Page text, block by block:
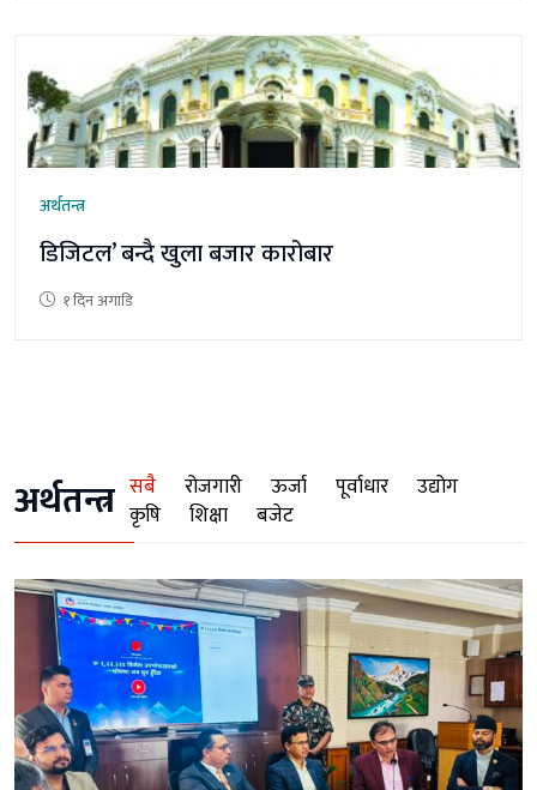
अर्थतन्त्र
डिजिटल’ बन्दै खुला बजार कारोबार
१ दिन अगाडि
अर्थतन्त्र सबै रोजगारी ऊर्जा पूर्वाधार
उद्योग
कृषि
शिक्षा बजेट